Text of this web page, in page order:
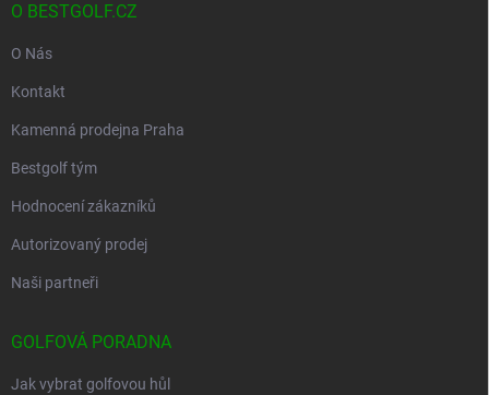
O BESTGOLF.CZ
O Nás
Kontakt
Kamenná prodejna Praha
Bestgolf tým
Hodnocení zákazníků
Autorizovaný prodej
Naši partneři
GOLFOVÁ PORADNA
Jak vybrat golfovou hůl